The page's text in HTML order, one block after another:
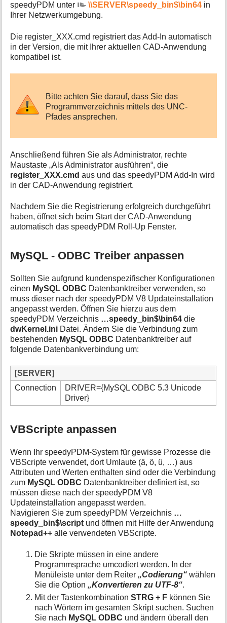
speedyPDM unter
\\SERVER\speedy_bin$\bin64 in
Ihrer Netzwerkumgebung.
Die register_XXX.cmd registriert das Add-In automatisch
in der Version, die mit Ihrer aktuellen CAD-Anwendung
kompatibel ist.
Bitte achten Sie darauf, dass Sie das
Programmverzeichnis mittels des UNC-
Pfades ansprechen.
Anschließend führen Sie als Administrator, rechte
Maustaste „Als Administrator ausführen“, die
register_XXX.cmd aus und das speedyPDM Add-In wird
in der CAD-Anwendung registriert.
Nachdem Sie die Registrierung erfolgreich durchgeführt
haben, öffnet sich beim Start der CAD-Anwendung
automatisch das speedyPDM Roll-Up Fenster.
MySQL - ODBC Treiber anpassen
Sollten Sie aufgrund kundenspezifischer Konfigurationen
einen MySQL ODBC Datenbanktreiber verwenden, so
muss dieser nach der speedyPDM V8 Updateinstallation
angepasst werden. Öffnen Sie hierzu aus dem
speedyPDM Verzeichnis …speedy_bin$\bin64 die
dwKernel.ini Datei. Ändern Sie die Verbindung zum
bestehenden MySQL ODBC Datenbanktreiber auf
folgende Datenbankverbindung um:
[SERVER]
Connection
DRIVER={MySQL ODBC 5.3 Unicode
Driver}
VBScripte anpassen
Wenn Ihr speedyPDM-System für gewisse Prozesse die
VBScripte verwendet, dort Umlaute (ä, ö, ü, …) aus
Attributen und Werten enthalten sind oder die Verbindung
zum MySQL ODBC Datenbanktreiber definiert ist, so
müssen diese nach der speedyPDM V8
Updateinstallation angepasst werden.
Navigieren Sie zum speedyPDM Verzeichnis …
speedy_bin$\script und öffnen mit Hilfe der Anwendung
Notepad++ alle verwendeten VBScripte.
Die Skripte müssen in eine andere
Programmsprache umcodiert werden. In der
Menüleiste unter dem Reiter„Codierung“ wählen
Sie die Option„Konvertieren zu UTF-8“.
Mit der TastenkombinationSTRG + F können Sie
nach Wörtern im gesamten Skript suchen. Suchen
Sie nach MySQL ODBC und ändern überall den